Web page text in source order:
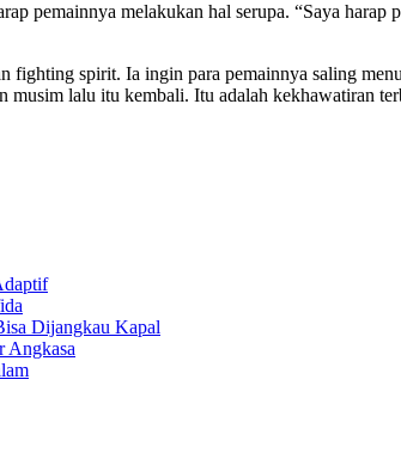
pemainnya melakukan hal serupa. “Saya harap
fighting spirit. Ia ingin para pemainnya saling
lalu itu kembali. Itu adalah kekhawatiran
Dijangkau Kapal
Angkasa